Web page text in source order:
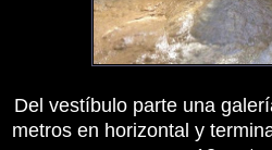
Del vestíbulo parte una
metros en horizontal y